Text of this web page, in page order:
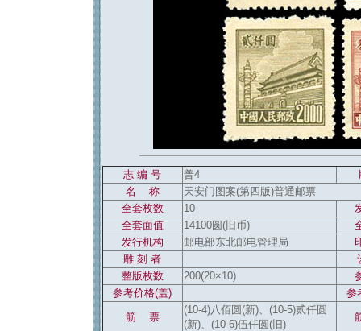
志 编 号 普4
名 称
天安门图案(第四版)普通邮票
全套枚数
10
全套面值
14100圆(旧币)
发行机构
邮电部东北邮电管理局
雕 刻 者
整版枚数
200(20×10)
参考价格(盖)
参
筋 票
(10-4)八佰圆(新)、(10-5)贰仟圆
(新)、(10-6)伍仟圆(旧)